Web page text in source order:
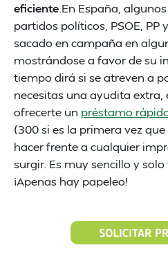
eficiente .En España,
partidos políticos, PSOE, PP
sacado en campaña en
mostrándose a favor de su
tiempo dirá si se atreven a
necesitas una ayudita extra,
ofrecerte un préstamo
(300 si es la primera vez
hacer frente a cualquier
surgir. Es muy sencillo y
¡Apenas hay papeleo!